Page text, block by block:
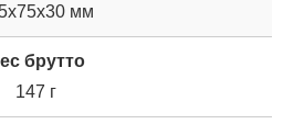
мм
брутто
147 г